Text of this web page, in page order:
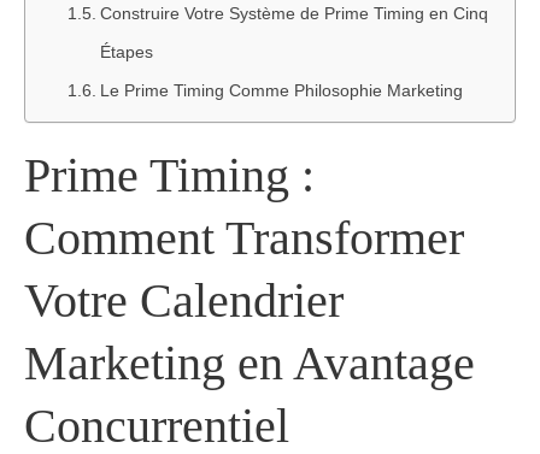
Construire Votre Système de Prime Timing en Cinq
Étapes
Le Prime Timing Comme Philosophie Marketing
Prime Timing :
Comment Transformer
Votre Calendrier
Marketing en Avantage
Concurrentiel